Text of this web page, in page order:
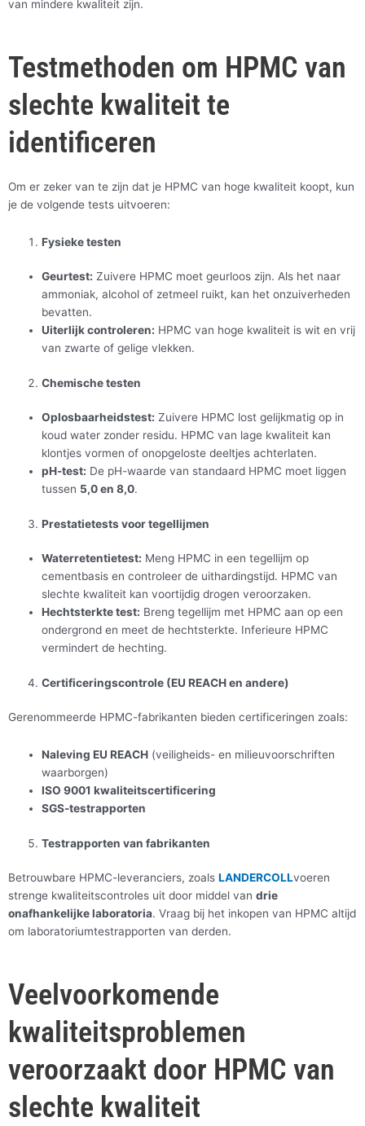
van mindere kwaliteit zijn.
Testmethoden om HPMC van
slechte kwaliteit te
identificeren
Om er zeker van te zijn dat je HPMC van hoge kwaliteit koopt, kun
je de volgende tests uitvoeren:
Fysieke testen
Geurtest: Zuivere HPMC moet geurloos zijn. Als het naar
ammoniak, alcohol of zetmeel ruikt, kan het onzuiverheden
bevatten.
Uiterlijk controleren: HPMC van hoge kwaliteit is wit en vrij
van zwarte of gelige vlekken.
Chemische testen
Oplosbaarheidstest: Zuivere HPMC lost gelijkmatig op in
koud water zonder residu. HPMC van lage kwaliteit kan
klontjes vormen of onopgeloste deeltjes achterlaten.
pH-test: De pH-waarde van standaard HPMC moet liggen
tussen 5,0 en 8,0.
Prestatietests voor tegellijmen
Waterretentietest: Meng HPMC in een tegellijm op
cementbasis en controleer de uithardingstijd. HPMC van
slechte kwaliteit kan voortijdig drogen veroorzaken.
Hechtsterkte test: Breng tegellijm met HPMC aan op een
ondergrond en meet de hechtsterkte. Inferieure HPMC
vermindert de hechting.
Certificeringscontrole (EU REACH en andere)
Gerenommeerde HPMC-fabrikanten bieden certificeringen zoals:
Naleving EU REACH (veiligheids- en milieuvoorschriften
waarborgen)
ISO 9001 kwaliteitscertificering
SGS-testrapporten
Testrapporten van fabrikanten
Betrouwbare HPMC-leveranciers, zoals LANDERCOLLvoeren
strenge kwaliteitscontroles uit door middel van drie
onafhankelijke laboratoria. Vraag bij het inkopen van HPMC altijd
om laboratoriumtestrapporten van derden.
Veelvoorkomende
kwaliteitsproblemen
veroorzaakt door HPMC van
slechte kwaliteit